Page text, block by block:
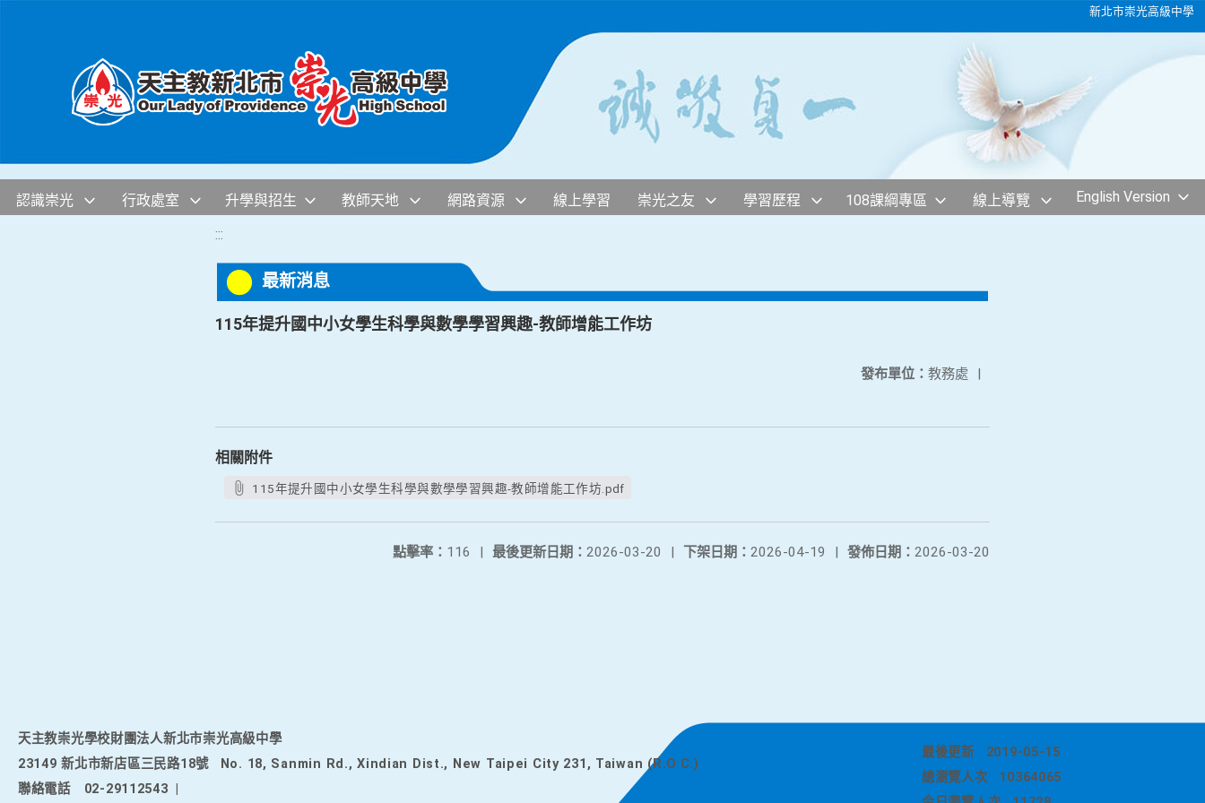
新北市崇光高級中學
認識崇光 行政處室 升學與招生 教師天地 網路資源 線上學習 崇光之友 學習歷程 108課綱專區 線上導覽 English Version
:::
最新消息
115年提升國中小女學生科學與數學學習興趣-教師增能工作坊
發布單位： 教務處 |
相關附件
115年提升國中小女學生科學與數學學習興趣-教師增能工作坊.pdf
發佈日期： 2026-03-20
下架日期： 2026-04-19 |
最後更新日期： 2026-03-20 |
點擊率： 116 |
天主教崇光學校財團法人新北市崇光高級中學
23149 新北市新店區三民路18號
No. 18, Sanmin Rd., Xindian Dist., New Taipei City 231, Taiwan (R.O.C.)
聯絡電話
02-29112543
最後更新
2019-05-15
總瀏覽人次
10364065